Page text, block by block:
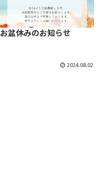
お盆休みのお知らせ
2024.08.02